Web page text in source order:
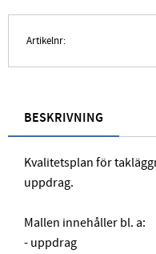
Artikelnr
BESKRIVNING
Kvalitetsplan för
uppdrag.
Mallen innehåller bl. a:
- uppdrag